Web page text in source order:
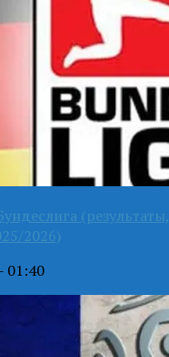
(результаты,
2026)
01:40